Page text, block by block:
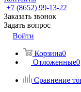
+7 (8652) 99-13-22
Заказать звонок
Задать вопрос
Войти
Корзина0
Отложенные0
Сравнение